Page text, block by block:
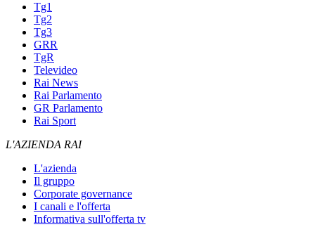
Tg1
Tg2
Tg3
GRR
TgR
Televideo
Rai News
Rai Parlamento
GR Parlamento
Rai Sport
L'AZIENDA RAI
L'azienda
Il gruppo
Corporate governance
I canali e l'offerta
Informativa sull'offerta tv